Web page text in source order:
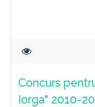
Concurs
Iorga" 2010-